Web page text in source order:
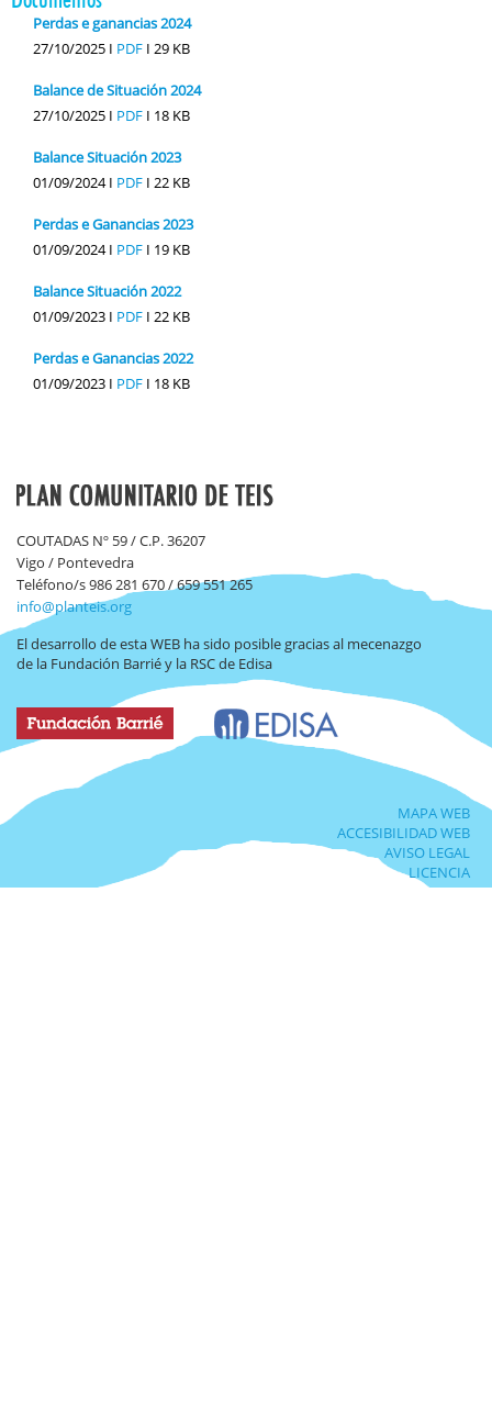
Perdas e ganancias 2024
27/10/2025 I PDF I 29 KB
Balance de Situación 2024
27/10/2025 I PDF I 18 KB
Balance Situación 2023
01/09/2024 I PDF I 22 KB
Perdas e Ganancias 2023
01/09/2024 I PDF I 19 KB
Balance Situación 2022
01/09/2023 I PDF I 22 KB
Perdas e Ganancias 2022
01/09/2023 I PDF I 18 KB
COUTADAS Nº 59 / C.P. 36207
Vigo / Pontevedra
Teléfono/s 986 281 670 / 659 551 265
info@planteis.org
El desarrollo de esta WEB ha sido posible gracias al mecenazgo
de la Fundación Barrié y la RSC de Edisa
MAPA WEB
ACCESIBILIDAD WEB
AVISO LEGAL
LICENCIA